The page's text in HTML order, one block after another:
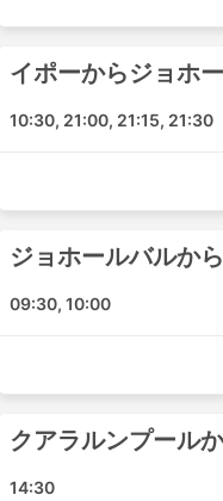
ヌグリ・スンビラ
ビドー - クアラル
ジョホールバル -
Sitiawan - シンガ
ペラ - パシル・グ
イポーからジョホ
10:30, 21:00, 21:15, 21:30
ジョホールバルか
09:30, 10:00
クアラルンプール
14:30